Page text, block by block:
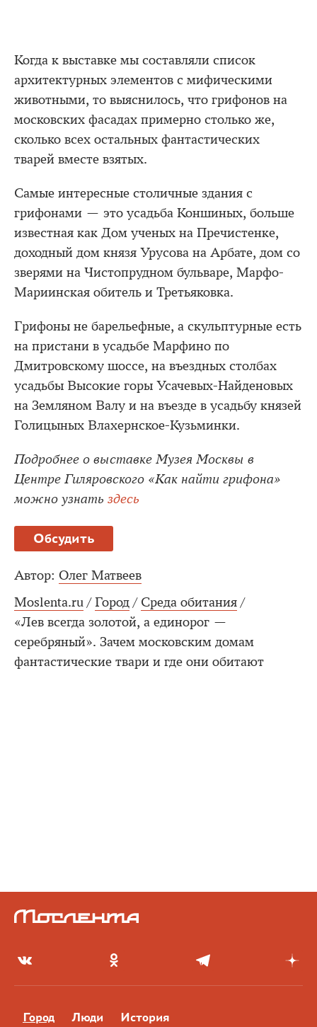
Когда к выставке мы составляли список
архитектурных элементов с мифическими
животными, то выяснилось, что грифонов на
московских фасадах примерно столько же,
сколько всех остальных фантастических
тварей вместе взятых.
Самые интересные столичные здания с
грифонами — это усадьба Коншиных, больше
известная как Дом ученых на Пречистенке,
доходный дом князя Урусова на Арбате, дом со
зверями на Чистопрудном бульваре, Марфо-
Мариинская обитель и Третьяковка.
Грифоны не барельефные, а скульптурные есть
на пристани в усадьбе Марфино по
Дмитровскому шоссе, на въездных столбах
усадьбы Высокие горы Усачевых-Найденовых
на Земляном Валу и на въезде в усадьбу князей
Голицыных Влахернское-Кузьминки.
Подробнее о выставке Музея Москвы в
Центре Гиляровского «Как найти грифона»
можно узнать здесь
Обсудить
Автор: Олег Матвеев
Moslenta.ru / Город / Среда обитания /
«Лев всегда золотой, а единорог —
серебряный». Зачем московским домам
фантастические твари и где они обитают
Город Люди История